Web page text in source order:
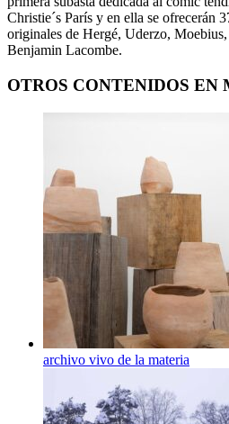
Christie´s París y en ella se ofrecerán
originales de Hergé, Uderzo,
Benjamin Lacombe.
OTROS CONTENIDOS EN
archivo vivo de la materia